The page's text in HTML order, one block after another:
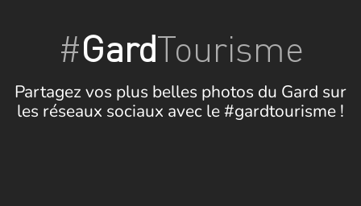
#GardTourisme
Partagez vos plus belles photos du Gard sur
les réseaux sociaux avec le #gardtourisme !